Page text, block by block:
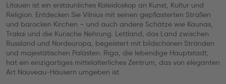
Litauen ist ein erstaunliches Kaleidoskop an Kunst, Kultur und
Religion. Entdecken Sie Vilnius mit seinen gepflasterten Straßen
und barocken Kirchen – und auch andere Schätze wie Kaunas,
Trakai und die Kurische Nehrung. Lettland, das Land zwischen
Russland und Nordeuropa, begeistert mit bildschönen Stränden
und majestätischen Palästen. Riga, die lebendige Hauptstadt,
hat ein einzigartiges mittelalterliches Zentrum, das von eleganten
Art Nouveau-Häusern umgeben ist.